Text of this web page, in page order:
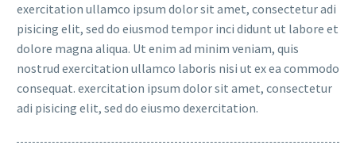
exercitation ullamco ipsum dolor sit amet, consectetur adi
pisicing elit, sed do eiusmod tempor inci didunt ut labore et
dolore magna aliqua. Ut enim ad minim veniam, quis
nostrud exercitation ullamco laboris nisi ut ex ea commodo
consequat. exercitation ipsum dolor sit amet, consectetur
adi pisicing elit, sed do eiusmo dexercitation.